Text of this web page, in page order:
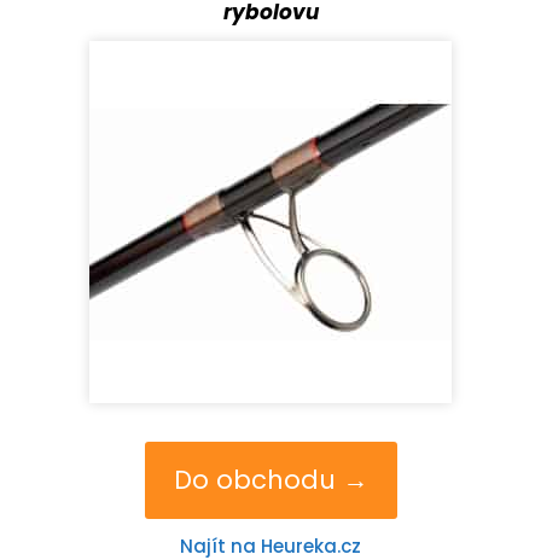
rybolovu
Do obchodu →
Najít na Heureka.cz